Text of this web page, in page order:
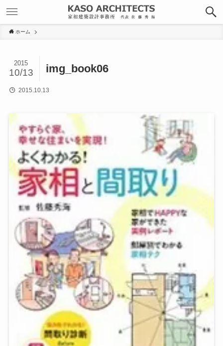
ホーム
img_book06
2015
10/13
2015.10.13